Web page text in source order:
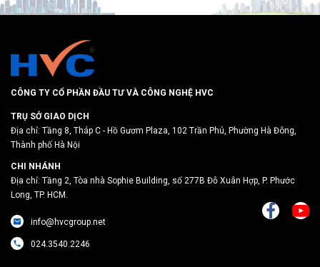
CÔNG TY CỔ PHẦN ĐẦU TƯ VÀ CÔNG NGHỆ HVC
TRỤ SỞ GIAO DỊCH
Địa chỉ: Tầng 8, Tháp C - Hồ Gươm Plaza, 102 Trần Phú, Phường Hà Đông,
Thành phố Hà Nội
CHI NHÁNH
Địa chỉ: Tầng 2, Tòa nhà Sophie Building, số 277B Đỗ Xuân Hợp, P. Phước
Long, TP. HCM.
info@hvcgroup.net
024.3540.2246